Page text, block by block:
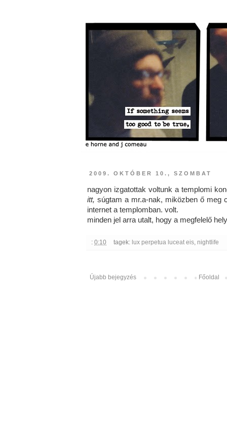
2009. OKTÓBER 10., SZOMBAT
nagyon izgatottak voltunk a templomi
itt, súgtam a mr.a-nak, miközben ő meg
internet a templomban. volt.
minden jel arra utalt, hogy a megfelelő
: 0:10 tagek: lux perpetua luceat eis, nightlife
Újabb bejegyzés Főoldal